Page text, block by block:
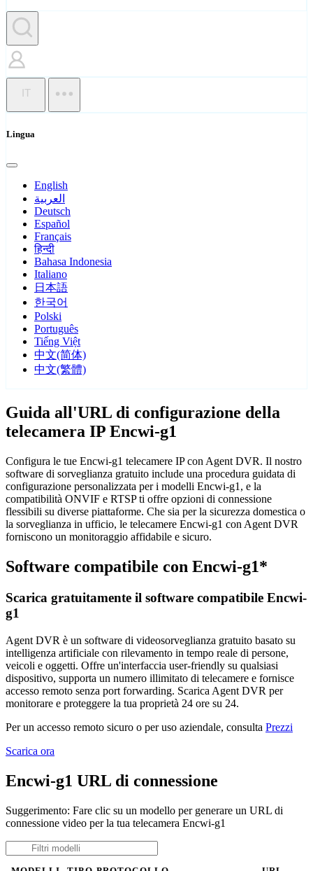
IT
Lingua
English
العربية
Deutsch
Español
Français
हिन्दी
Bahasa Indonesia
Italiano
日本語
한국어
Polski
Português
Tiếng Việt
中文(简体)
中文(繁體)
Guida all'URL di configurazione della
telecamera IP Encwi-g1
Configura le tue Encwi-g1 telecamere IP con Agent DVR. Il nostro
software di sorveglianza gratuito include una procedura guidata di
configurazione personalizzata per i modelli Encwi-g1, e la
compatibilità ONVIF e RTSP ti offre opzioni di connessione
flessibili su diverse piattaforme. Che sia per la sicurezza domestica o
la sorveglianza in ufficio, le telecamere Encwi-g1 con Agent DVR
forniscono un monitoraggio affidabile e sicuro.
Software compatibile con Encwi-g1*
Scarica gratuitamente il software compatibile Encwi-
g1
Agent DVR è un software di videosorveglianza gratuito basato su
intelligenza artificiale con rilevamento in tempo reale di persone,
veicoli e oggetti. Offre un'interfaccia user-friendly su qualsiasi
dispositivo, supporta un numero illimitato di telecamere e fornisce
accesso remoto senza port forwarding. Scarica Agent DVR per
monitorare e proteggere la tua proprietà 24 ore su 24.
Per un accesso remoto sicuro o per uso aziendale, consulta Prezzi
Scarica ora
Encwi-g1 URL di connessione
Suggerimento: Fare clic su un modello per generare un URL di
connessione video per la tua telecamera Encwi-g1